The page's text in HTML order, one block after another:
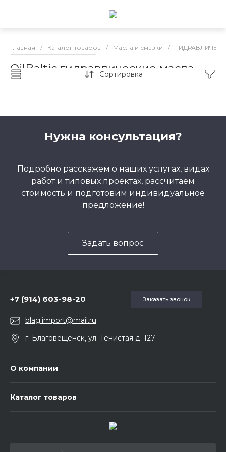
Главная / Каталог товаров / Масла и смазки /
OilBaltic гидравлические масла
ГОСТ
Сортировка
Нужна консультация?
Подробно расскажем о наших услугах, видах
работ и типовых проектах, рассчитаем
стоимость и подготовим индивидуальное
предложение!
Задать вопрос
+7 (914) 603-98-20 Заказать звонок
blag.import@mail.ru
г. Благовещенск, ул. Тенистая д. 127
О компании
Каталог товаров